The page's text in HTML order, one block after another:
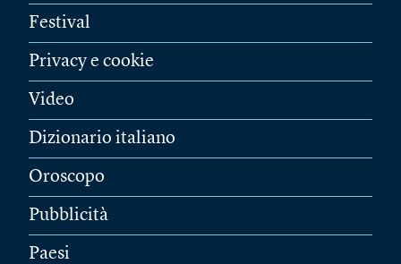
Festival
Privacy e cookie
Video
Dizionario italiano
Oroscopo
Pubblicità
Paesi